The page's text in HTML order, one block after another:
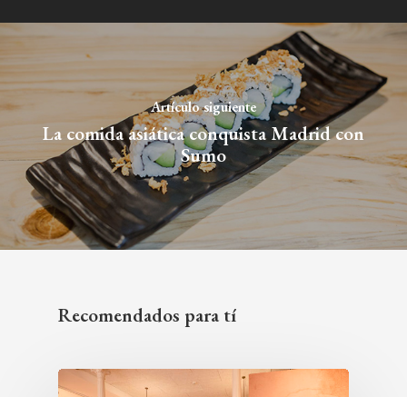
Artículo siguiente
La comida asiática conquista Madrid con
Sumo
Recomendados para tí